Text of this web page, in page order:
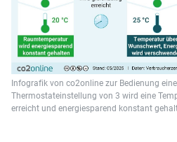
Infografik von co2online zur Bedienung
Thermostateinstellung von 3 wird eine
erreicht und energiesparend konstant